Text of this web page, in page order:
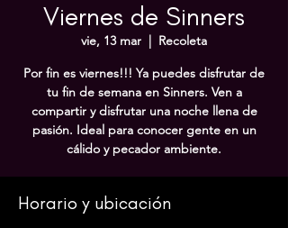
Viernes de Sinners
vie, 13 mar
  |
Recoleta
Por fin es viernes!!! Ya puedes disfrutar de
tu fin de semana en Sinners. Ven a
compartir y disfrutar una noche llena de
pasión. Ideal para conocer gente en un
cálido y pecador ambiente.
Horario y ubicación